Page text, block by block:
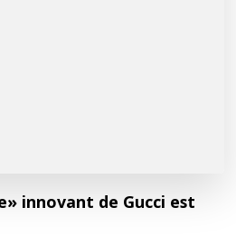
innovant de Gucci est